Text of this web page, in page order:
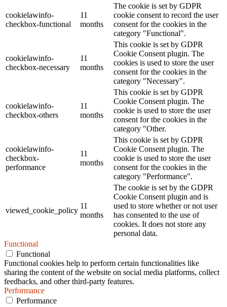
cookielawinfo-
checkbox-functional
11
months
The cookie is set by GDPR
cookie consent to record the user
consent for the cookies in the
category "Functional".
cookielawinfo-
checkbox-necessary
11
months
This cookie is set by GDPR
Cookie Consent plugin. The
cookies is used to store the user
consent for the cookies in the
category "Necessary".
cookielawinfo-
checkbox-others
11
months
This cookie is set by GDPR
Cookie Consent plugin. The
cookie is used to store the user
consent for the cookies in the
category "Other.
cookielawinfo-
checkbox-
performance
11
months
This cookie is set by GDPR
Cookie Consent plugin. The
cookie is used to store the user
consent for the cookies in the
category "Performance".
viewed_cookie_policy
11
months
The cookie is set by the GDPR
Cookie Consent plugin and is
used to store whether or not user
has consented to the use of
cookies. It does not store any
personal data.
Functional
Functional
Functional cookies help to perform certain functionalities like
sharing the content of the website on social media platforms, collect
feedbacks, and other third-party features.
Performance
Performance